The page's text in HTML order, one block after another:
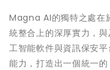
Magna AI的獨特之處在
統整合上的深厚實力，與
工智能軟件與資訊保安
能力，打造出一個統一